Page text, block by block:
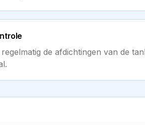
de afdichtingen van de